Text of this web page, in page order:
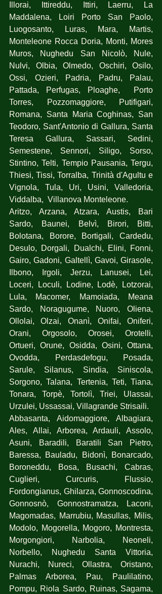
Illorai, Ittireddu, Ittiri, Laerru, La
Maddalena, Loiri Porto San Paolo,
Luogosanto, Luras, Mara, Martis,
Monteleone Rocca Doria, Monti, Mores
Muros, Nughedu San Nicolò, Nule,
Nulvi, Olbia, Olmedo, Oschiri, Osilo,
Ossi, Ozieri, Padria, Padru, Palau,
Pattada, Perfugas, Ploaghe,  Porto
Torres, Pozzomaggiore, Putifigari,
Romana, Santa Maria Coghinas, San
Teodoro, Sant'Antonio di Gallura, Santa
Teresa Gallura, Sassari, Sedini,
Semestene, Sennori, Siligo, Sorso,
Stintino, Telti, Tempio Pausania, Tergu,
Thiesi, Tissi, Torralba, Trinità d'Agultu e
Vignola, Tula, Uri, Usini, Valledoria,
Viddalba,  Villanova Monteleone.
Aritzo, Arzana, Atzara, Austis, Bari
Sardo, Baunei, Belvì, Birori, Bitti,
Bolotana, Borore, Bortigali, Cardedu,
Desulo, Dorgali, Dualchi, Elini, Fonni,
Gairo, Gadoni, Galtellì, Gavoi, Girasole,
Ilbono, Irgoli, Jerzu, Lanusei, Lei,
Loceri, Loculi, Lodine, Lodè, Lotzorai,
Lula, Macomer, Mamoiada, Meana
Sardo, Noragugume, Nuoro, Oliena,
Ollolai, Olzai, Onanì, Onifai, Oniferi,
Orani, Orgosolo, Orosei, Orotelli,
Ortueri, Orune, Osidda, Osini, Ottana,
Ovodda, Perdasdefogu, Posada,
Sarule, Silanus, Sindia, Siniscola,
Sorgono, Talana, Tertenia, Teti, Tiana,
Tonara, Torpè, Tortolì, Triei, Ulassai,
Urzulei, Ussassai, Villagrande Strisaili.
Abbasanta, Aidomaggiore, Albagiara,
Ales, Allai, Arborea, Ardauli, Assolo,
Asuni, Baradili, Baratili San Pietro,
Baressa, Bauladu, Bidonì, Bonarcado,
Boroneddu, Bosa, Busachi, Cabras,
Cuglieri, Curcuris, Flussio,
Fordongianus, Ghilarza, Gonnoscodina,
Gonnosnò, Gonnostramatza, Laconi,
Magomadas, Marrubiu, Masullas, Milis,
Modolo, Mogorella, Mogoro, Montresta,
Morgongiori, Narbolia, Neoneli,
Norbello, Nughedu Santa Vittoria,
Nurachi, Nureci, Ollastra, Oristano,
Palmas Arborea, Pau, Paulilatino,
Pompu, Riola Sardo, Ruinas, Sagama,